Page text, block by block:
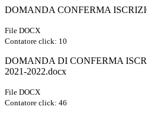
DOMANDA CONFERMA
File DOCX
Contatore click: 10
DOMANDA DI CONFERMA
2021-2022.docx
File DOCX
Contatore click: 46